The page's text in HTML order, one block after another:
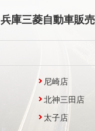
兵庫三菱自動車販
尼崎店
北神三田店
太子店